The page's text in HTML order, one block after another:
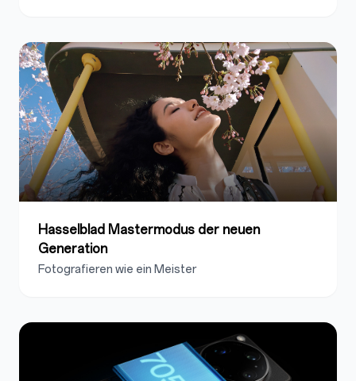
Hasselblad Mastermodus der neuen
Generation
Fotografieren wie ein Meister